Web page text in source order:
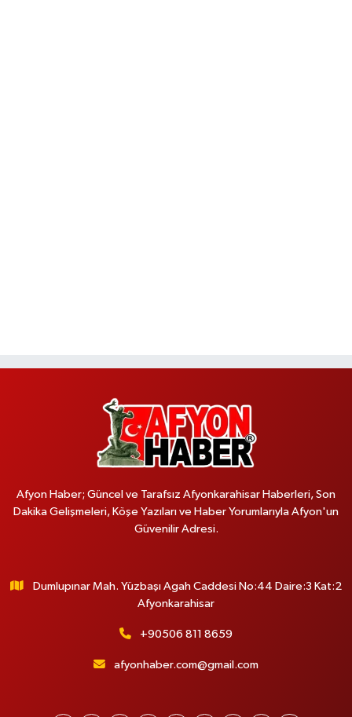
Afyon Haber; Güncel ve Tarafsız Afyonkarahisar Haberleri, Son
Dakika Gelişmeleri, Köşe Yazıları ve Haber Yorumlarıyla Afyon'un
Güvenilir Adresi.
Dumlupınar Mah. Yüzbaşı Agah Caddesi No:44 Daire:3 Kat:2
Afyonkarahisar
+90506 811 8659
afyonhaber.com@gmail.com